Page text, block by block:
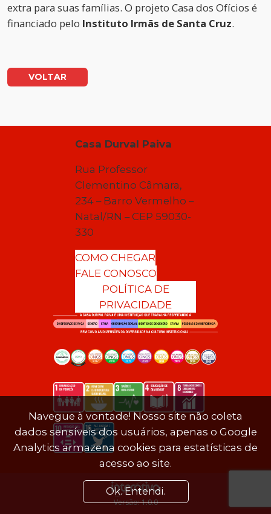
extra para suas famílias. O projeto Casa dos Ofícios é
financiado pelo Instituto Irmãs de Santa Cruz.
VOLTAR
Casa Durval Paiva
Rua Professor
Clementino Câmara,
234 – Barro Vermelho –
Natal/RN – CEP 59030-
330
COMO CHEGAR
FALE CONOSCO
POLÍTICA DE
PRIVACIDADE
Versão: 1.0.0
Navegue à vontade! Nosso site não coleta
dados sensíveis dos usuários, apenas o Google
Analytics armazena cookies para estatísticas de
acesso ao site.
Ok. Entendi.